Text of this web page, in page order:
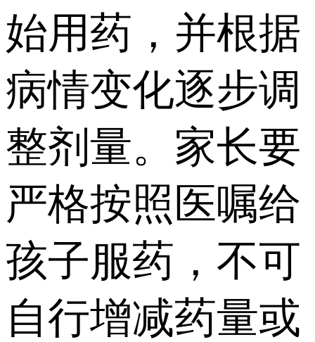
始用药，并根据
病情变化逐步调
整剂量。家长要
严格按照医嘱给
孩子服药，不可
自行增减药量或